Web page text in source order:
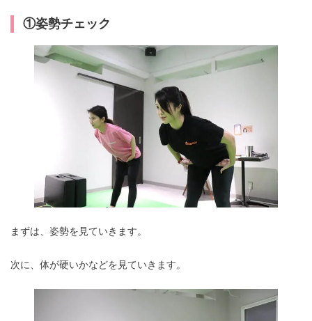
①姿勢チェック
まずは、姿勢を見ていきます。
次に、体が硬いかなどを見ていきます。